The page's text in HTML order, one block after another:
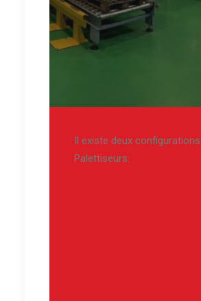
Il existe deux
Palettiseurs: